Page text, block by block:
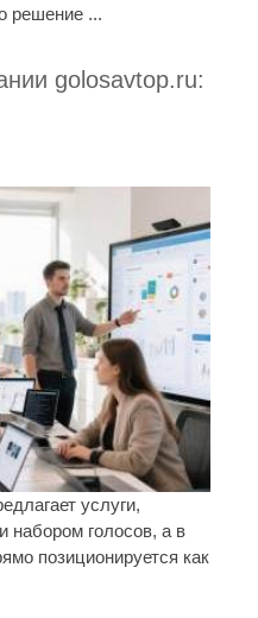
решение ...
golosavtop.ru:
услуги,
набором голосов, а в
позиционируется как